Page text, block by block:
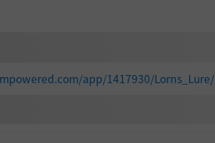
app/1417930/Lorns_Lure/